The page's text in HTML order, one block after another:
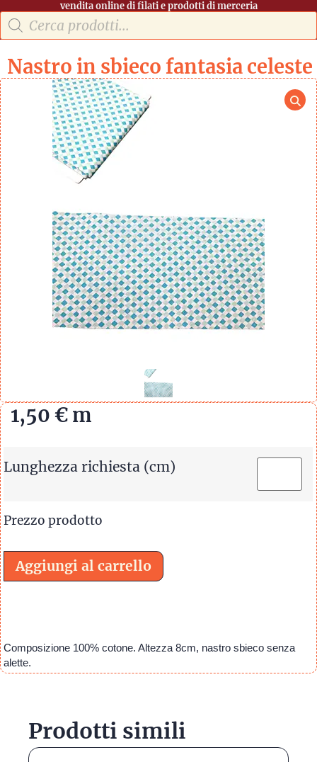
vendita online di filati e prodotti di merceria
Nastro in sbieco fantasia celeste
Composizione 100% cotone. Altezza 8cm, nastro sbieco senza
alette.
1,50€ m
Lunghezza richiesta (cm)
Prezzo prodotto
Aggiungi al carrello
Prodotti simili